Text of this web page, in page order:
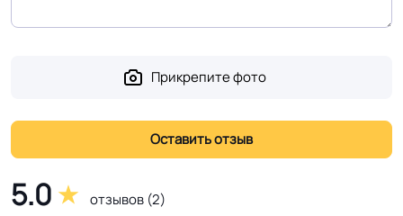
EUROBASE 425 / EUROPROF 522
Истираемость, не
более г/кв.м.
25
5.0 отзывов (2)
Прикрепите фото